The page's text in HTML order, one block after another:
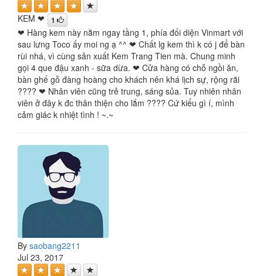
KEM ❤ 1
❤ Hàng kem này nằm ngay tầng 1, phía đối diện Vinmart với
sau lưng Toco ấy moi ng ạ ^^ ❤ Chất lg kem thì k có j để bàn
rùi nhá, vì cùng sản xuất Kem Trang Tien mà. Chung minh
gọi 4 que đậu xanh - sữa dừa. ❤ Cửa hàng có chỗ ngồi ăn,
bàn ghế gỗ đàng hoàng cho khách nên khá lịch sự, rộng rãi
???? ❤ Nhân viên cũng trẻ trung, sáng sủa. Tuy nhiên nhân
viên ở đây k đc thân thiện cho lắm ???? Cứ kiểu gì í, mình
cảm giác k nhiệt tình ! ~.~
By saobang2211
Jul 23, 2017